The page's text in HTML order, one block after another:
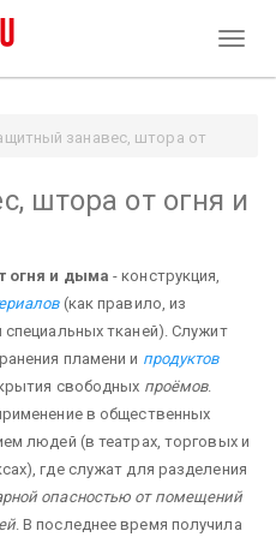
занавес, штора от
штора от огня и
огня и дыма - конструкция,
(как правило, из
тканей). Служит
пламени и продуктов
свободных проёмов.
в общественных
людей (в театрах, торговых и
где служат для разделения
опасностью от помещений
. В последнее время получила